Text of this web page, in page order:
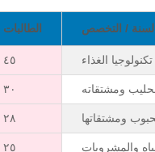
السنة / التخصص الطالبات
الغذاء ٤٥
ومشتقاته ٣٠
ومشتقاتها ٢٨
والمشروبات ٢٥